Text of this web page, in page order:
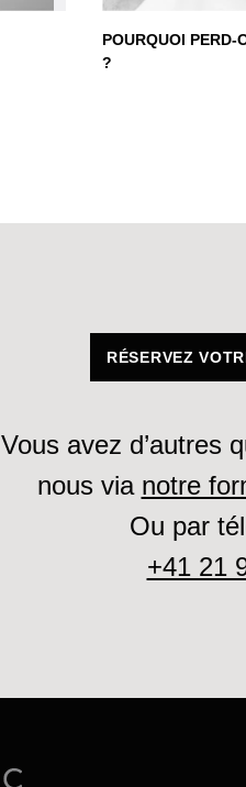
POURQUOI PERD-
?
RÉSERVEZ
Vous avez d’autres
nous via notre
Ou par
+41 21